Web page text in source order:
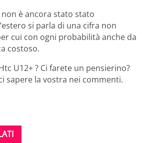
non è ancora stato stato
si parla di una cifra non
cui con ogni probabilità anche da
costoso.
U12+ ? Ci farete un pensierino?
sapere la vostra nei commenti.